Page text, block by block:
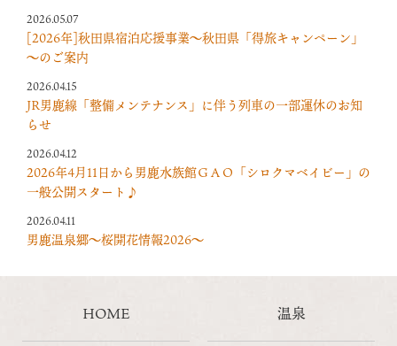
2026.05.07
[2026年]秋田県宿泊応援事業～秋田県「得旅キャンペーン」
～のご案内
2026.04.15
JR男鹿線「整備メンテナンス」に伴う列車の一部運休のお知
らせ
2026.04.12
2026年4月11日から男鹿水族館ＧＡＯ「シロクマベイビー」の
一般公開スタート♪
2026.04.11
男鹿温泉郷～桜開花情報2026～
HOME 温泉